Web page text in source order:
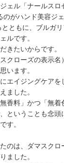
ル「ナールスロ
がハンド美容ジ
ともに、ブルガ
ルです。
きたいからです。
クローズの表示名
います。
エイジングケアを
ました。
香料」かつ「無着
ということも念頭
す。
は、ダマスクロ
ました。